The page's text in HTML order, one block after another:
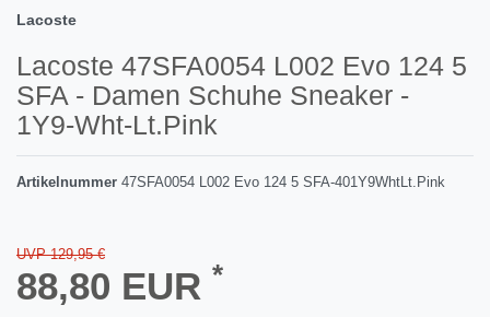
Lacoste
Lacoste 47SFA0054 L002 Evo 124 5
SFA - Damen Schuhe Sneaker -
1Y9-Wht-Lt.Pink
Artikelnummer 47SFA0054 L002 Evo 124 5 SFA-401Y9WhtLt.Pink
UVP 129,95 €
88,80 EUR *